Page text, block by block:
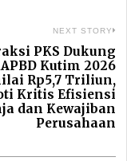
NEXT STORY
PKS Dukung
Kutim 2026
Rp5,7 Triliun,
Kritis Efisiensi
dan Kewajiban
Perusahaan